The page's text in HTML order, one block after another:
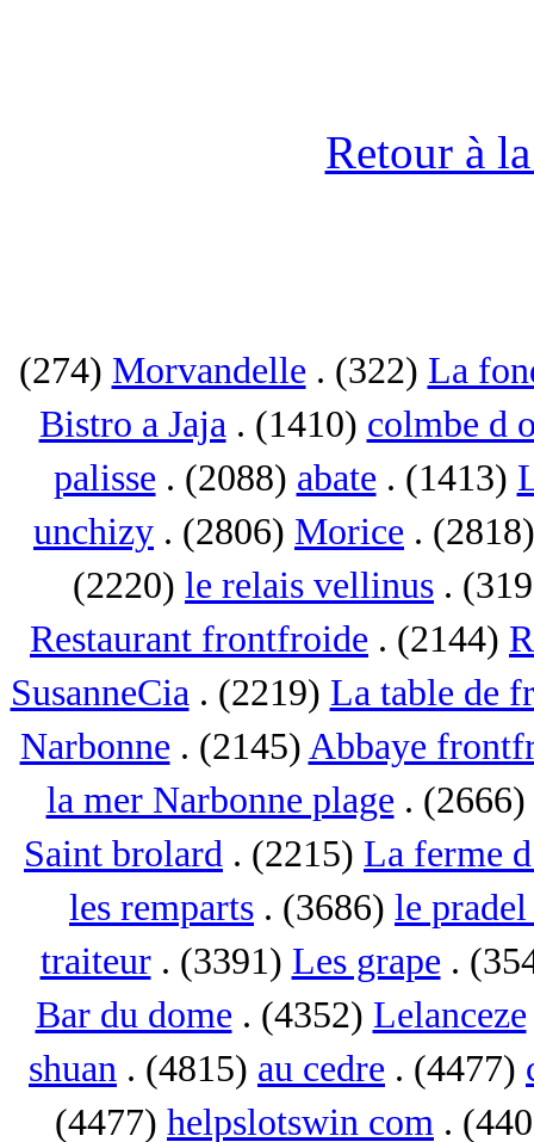
Retour à
(274) Morvandelle . (322) La
Bistro a Jaja. (1410) colmbe d
palisse . (2088) abate . (1413)
unchizy . (2806) Morice .
(2220) le relais vellinus .
Restaurant frontfroide . (2144)
SusanneCia. (2219) La table de
Narbonne . (2145) Abbaye
la mer Narbonne plage . (2666)
Saint brolard . (2215) La ferme
les remparts . (3686) le
traiteur. (3391) Les grape .
Bar du dome . (4352) Lelanceze
shuan . (4815) au cedre . (4477)
(4477) helpslotswin com .